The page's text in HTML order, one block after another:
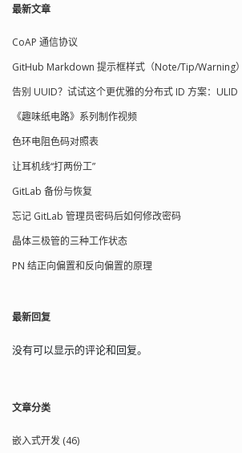
现额外的安全防护，但是缺点是需要
号连接所指向的目录文件。默认情况下
chroot 值为 true。 max connections 指
定该模块的最大并发连接数量以保护服
务器，超过限制的连接请求将被告知随
lock file 指定支持 max connections 参
数的锁文件，默认值是
项设定是否允许客户上载文件。如果为
为 false 并且服务器目录读写权限允许
那么上载是允许的。默认值为 true。 list
列表时，该模块是否应该被列出。如果
设置该选项为 false，可以创建隐藏的模
块。默认值是 true。 uid 该选项指定当
以访问怎么样的文件权限，默认值是
输文件时守护进程应该具有的 gid。默认
户端命令中使用 --exclude 来指定模式，
会传递给客户端，而仅仅应用于服务
最新文章
CoAP 通信协议
GitHub Markdown 提示框样式（Note/Tip/Warning
告别 UUID？试试这个更优雅的分布式 ID 方案：ULID
《趣味纸电路》系列制作视频
色环电阻色码对照表
让耳机线“打两份工”
GitLab 备份与恢复
忘记 GitLab 管理员密码后如何修改密码
晶体三极管的三种工作状态
PN 结正向偏置和反向偏置的原理
最新回复
没有可以显示的评论和回复。
文章分类
嵌入式开发 (46)